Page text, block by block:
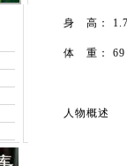
身 高：
体 重： 69
人物概述